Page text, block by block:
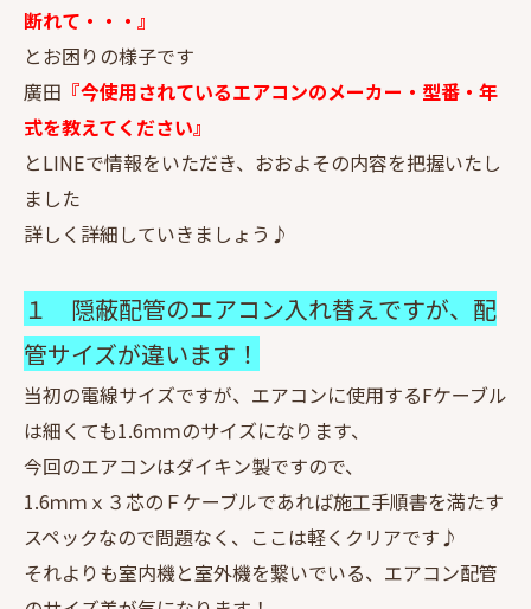
断れて・・・』
とお困りの様子です
廣田 『今使用されているエアコンのメーカー・型番・年
式を教えてください』
とLINEで情報をいただき、おおよその内容を把握いたし
ました
詳しく詳細していきましょう♪
１ 隠蔽配管のエアコン入れ替えですが、配
管サイズが違います！
当初の電線サイズですが、エアコンに使用するFケーブル
は細くても1.6ｍｍのサイズになります、
今回のエアコンはダイキン製ですので、
1.6ｍｍｘ３芯のＦケーブルであれば施工手順書を満たす
スペックなので問題なく、ここは軽くクリアです♪
それよりも室内機と室外機を繋いでいる、エアコン配管